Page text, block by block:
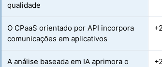
qualidade
O CPaaS orientado por API incorpora
comunicações em aplicativos
A análise baseada em IA aprimora o